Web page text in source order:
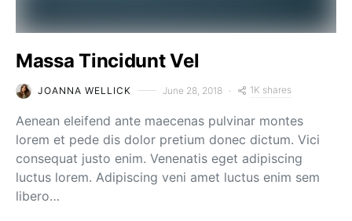
Massa Tincidunt Vel
JOANNA WELLICK June 28, 2018 1K shares
Aenean eleifend ante maecenas pulvinar montes
lorem et pede dis dolor pretium donec dictum. Vici
consequat justo enim. Venenatis eget adipiscing
luctus lorem. Adipiscing veni amet luctus enim sem
libero…